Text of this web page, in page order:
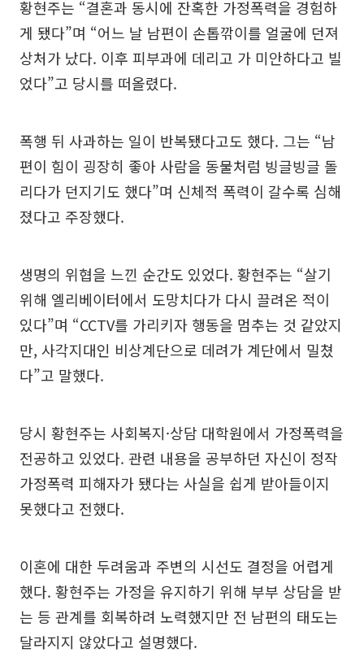
황현주는 “결혼과 동시에 잔혹한 가정폭력을 경험하
게 됐다”며 “어느 날 남편이 손톱깎이를 얼굴에 던져
상처가 났다. 이후 피부과에 데리고 가 미안하다고 빌
었다”고 당시를 떠올렸다.
폭행 뒤 사과하는 일이 반복됐다고도 했다. 그는 “남
편이 힘이 굉장히 좋아 사람을 동물처럼 빙글빙글 돌
리다가 던지기도 했다”며 신체적 폭력이 갈수록 심해
졌다고 주장했다.
생명의 위협을 느낀 순간도 있었다. 황현주는 “살기
위해 엘리베이터에서 도망치다가 다시 끌려온 적이
있다”며 “CCTV를 가리키자 행동을 멈추는 것 같았지
만, 사각지대인 비상계단으로 데려가 계단에서 밀쳤
다”고 말했다.
당시 황현주는 사회복지·상담 대학원에서 가정폭력을
전공하고 있었다. 관련 내용을 공부하던 자신이 정작
가정폭력 피해자가 됐다는 사실을 쉽게 받아들이지
못했다고 전했다.
이혼에 대한 두려움과 주변의 시선도 결정을 어렵게
했다. 황현주는 가정을 유지하기 위해 부부 상담을 받
는 등 관계를 회복하려 노력했지만 전 남편의 태도는
달라지지 않았다고 설명했다.